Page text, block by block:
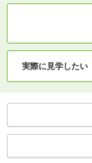
実際に見学したい